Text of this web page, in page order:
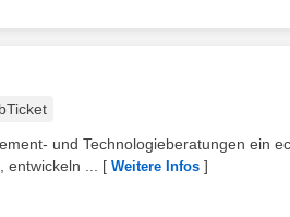
und Technologieberatungen ein
...
[ Weitere Infos ]